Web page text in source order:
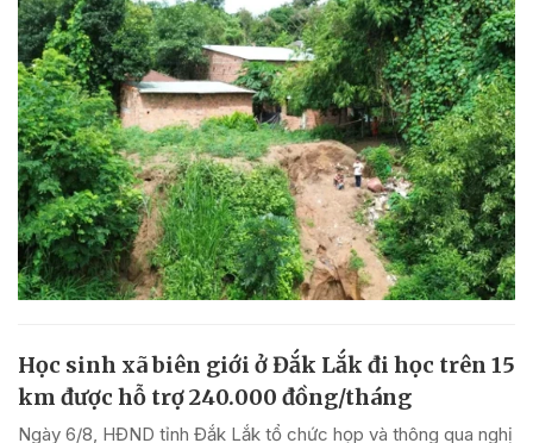
Học sinh xã biên giới ở Đắk Lắk đi học trên 15
km được hỗ trợ 240.000 đồng/tháng
Ngày 6/8, HĐND tỉnh Đắk Lắk tổ chức họp và thông qua nghị